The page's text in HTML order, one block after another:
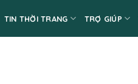
TIN THỜI TRANG TRỢ GIÚP